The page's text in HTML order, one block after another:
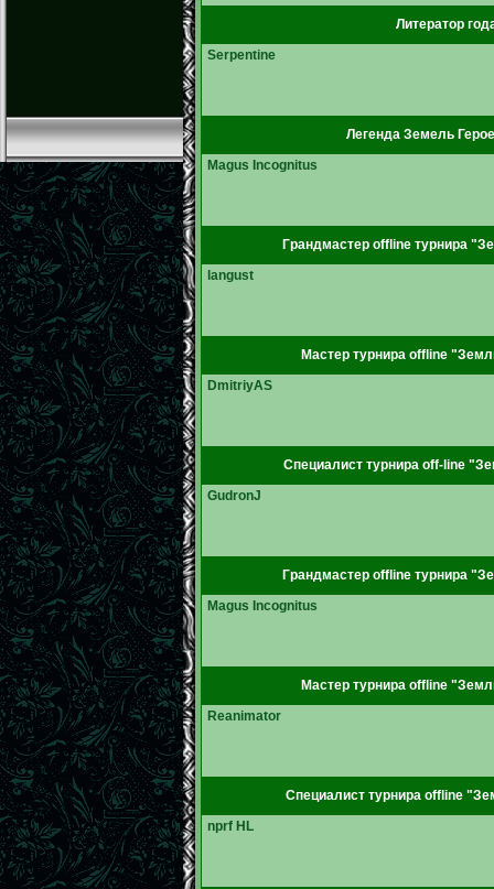
Литератор
Serpentine
Легенда Земель
Magus Incognitus
Грандмастер offline турнира
langust
Мастер турнира offline
DmitriyAS
Специалист турнира off-line
GudronJ
Грандмастер offline турнира
Magus Incognitus
Мастер турнира offline
Reanimator
Специалист турнира offline
nprf HL